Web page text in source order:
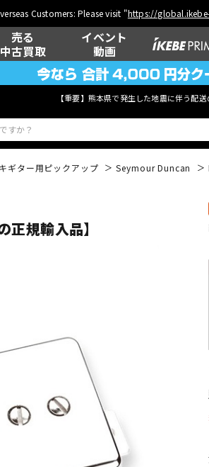
Customers: Please visit "https://
売る
中古買取
イベント
動画
【重要】熊本県で発生した地震に伴う配
ギター用ピックアップ Seymour Duncan
規輸入品】